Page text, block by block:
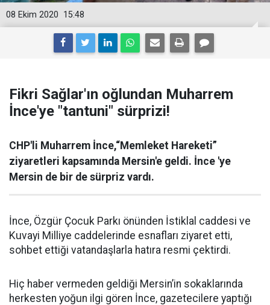
15:48
08 Ekim 2020
Fikri Sağlar'ın oğlundan Muharrem
İnce'ye "tantuni" sürprizi!
CHP'li Muharrem İnce,“Memleket Hareketi”
ziyaretleri kapsamında Mersin'e geldi. İnce 'ye
Mersin de bir de sürpriz vardı.
İnce, Özgür Çocuk Parkı önünden İstiklal caddesi ve
Kuvayi Milliye caddelerinde esnafları ziyaret etti,
sohbet ettiği vatandaşlarla hatıra resmi çektirdi.
Hiç haber vermeden geldiği Mersin’in sokaklarında
herkesten yoğun ilgi gören İnce, gazetecilere yaptığı